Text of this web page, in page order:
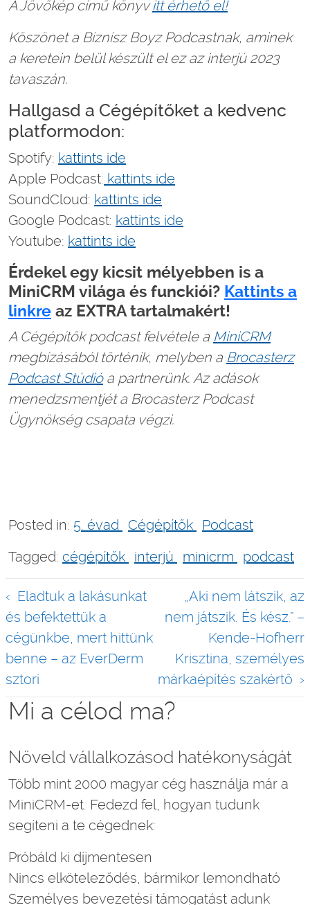
A Jövőkép című könyvitt érhető el!
Köszönet a Biznisz Boyz Podcastnak, aminek
a keretein belül készült el ez az interjú 2023
tavaszán.
Hallgasd a Cégépítőket a kedvenc
platformodon:
Spotify: kattints ide
Apple Podcast: kattints ide
SoundCloud: kattints ide
Google Podcast: kattints ide
Youtube: kattints ide
Érdekel egy kicsit mélyebben is a
MiniCRM világa és funckiói? Kattints a
linkre az EXTRA tartalmakért!
A Cégépítők podcast felvétele a MiniCRM
megbízásából történik, melyben a Brocasterz
Podcast Stúdióa partnerünk. Az adások
menedzsmentjét a Brocasterz Podcast
Ügynökség csapata végzi.
Posted in: 5. évad Cégépítők Podcast
Tagged: cégépítők interjú minicrm podcast
Bejegyzés
navigáció
Eladtuk a lakásunkat
és befektettük a
cégünkbe, mert hittünk
benne – az EverDerm
sztori
„Aki nem látszik, az
nem játszik. És kész.” –
Kende-Hofherr
Krisztina, személyes
márkaépítés szakértő
Mi a célod ma?
Növeld vállalkozásod hatékonyságát
Több mint 2000 magyar cég használja már a
MiniCRM-et. Fedezd fel, hogyan tudunk
segíteni a te cégednek:
Próbáld ki díjmentesen
Nincs elköteleződés, bármikor lemondható
Személyes bevezetési támogatást adunk